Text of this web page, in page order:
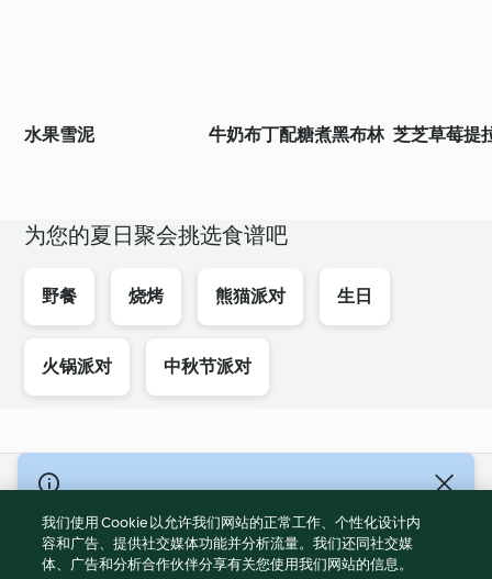
水果雪泥 牛奶布丁配糖煮黑布林 芝芝草莓提
为您的夏日聚会挑选食谱吧
野餐 烧烤 熊猫派对 生日
火锅派对 中秋节派对
© Copyright 2021-2023 福维克信息科技(上海)有限公司 版权所有
2026
使用规定
我们使用 Cookie 以允许我们网站的正常工作、个性化设计内
容和广告、提供社交媒体功能并分析流量。我们还同社交媒
体、广告和分析合作伙伴分享有关您使用我们网站的信息。